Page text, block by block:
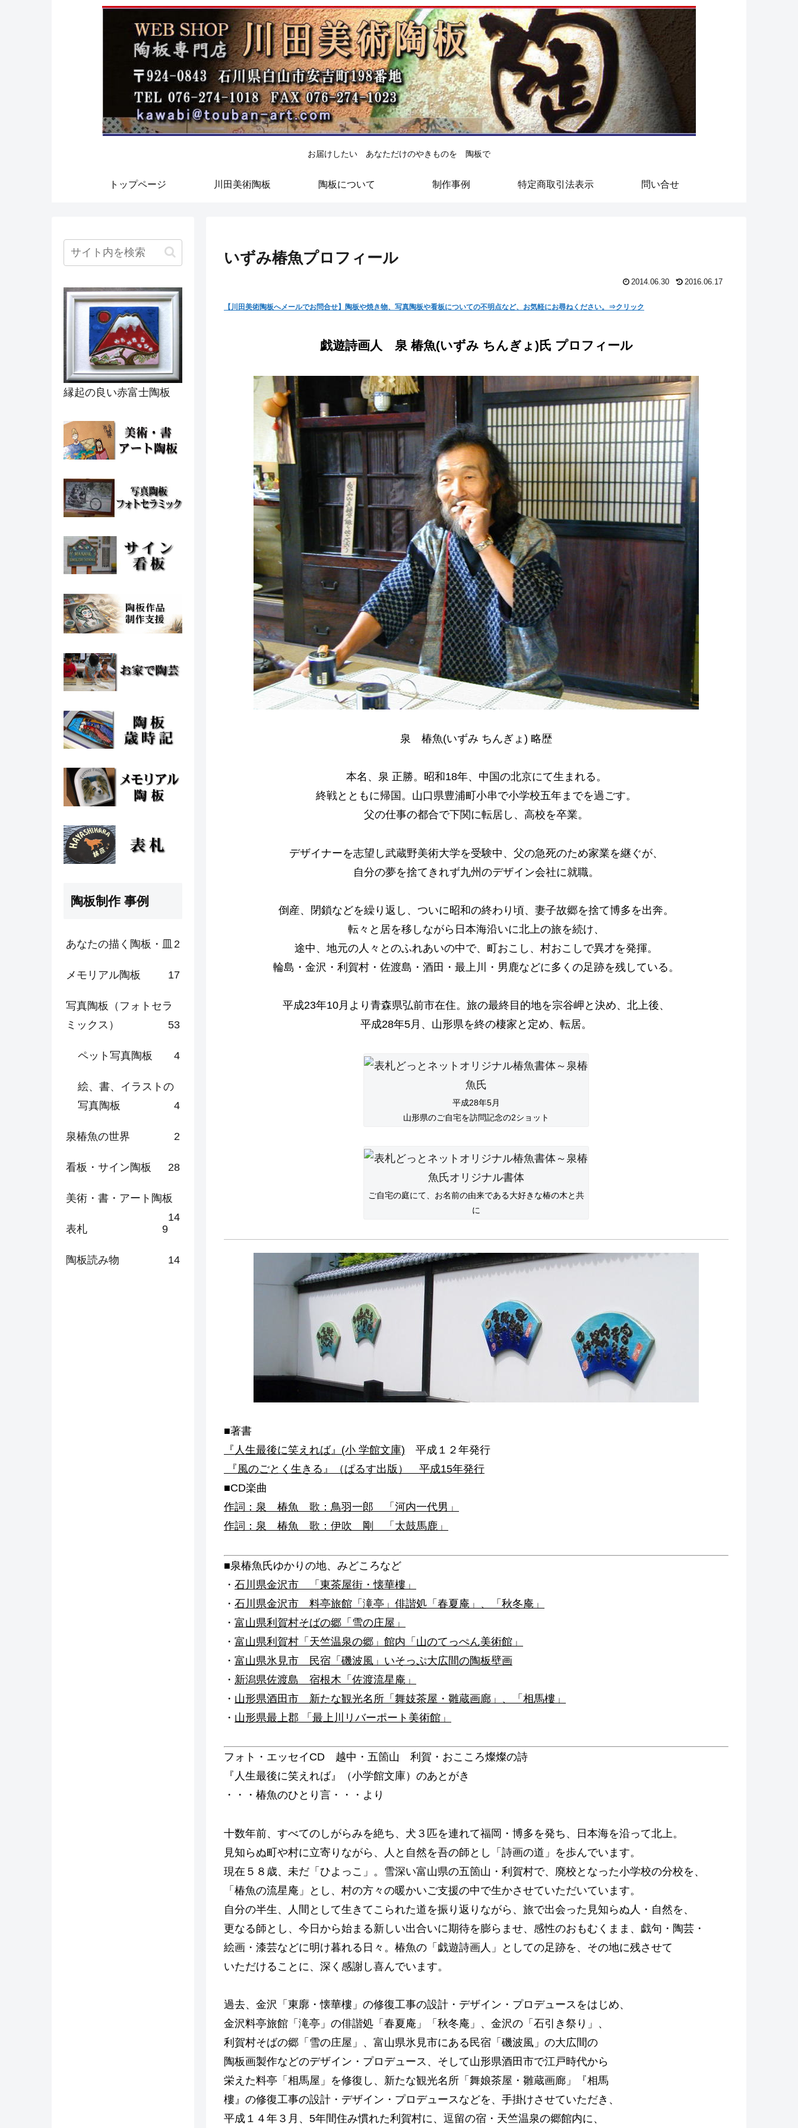
お届けしたい あなただけのやきものを 陶板で
トップページ 川田美術陶板 陶板について 制作事例 特定商取引法表示 問い合せ
いずみ椿魚プロフィール
2014.06.30 2016.06.17
【川田美術陶板へメールでお問合せ】陶板や焼き物、写真陶板や看板についての不明点など、お気軽にお尋ねください。⇒クリック
戯遊詩画人 泉 椿魚(いずみ ちんぎょ)氏 プロフィール
泉 椿魚(いずみ ちんぎょ) 略歴
本名、泉 正勝。昭和18年、中国の北京にて生まれる。
終戦とともに帰国。山口県豊浦町小串で小学校五年までを過ごす。
父の仕事の都合で下関に転居し、高校を卒業。
デザイナーを志望し武蔵野美術大学を受験中、 父の急死のため家業を継ぐが、
自分の夢を捨てきれず九州のデザイン会社に就職。
倒産、閉鎖などを繰り返し、ついに昭和の終わり頃、妻子故郷を捨て博多を出奔。
転々と居を移しながら日本海沿いに北上の旅を続け、
途中、地元の人々とのふれあいの中で、町おこし、村おこしで異才を発揮。
輪島・金沢・利賀村・佐渡島・酒田・最上川・男鹿などに多くの足跡を残している。
平成23年10月より青森県弘前市在住。旅の最終目的地を宗谷岬と決め、北上後、
平成28年5月、山形県を終の棲家と定め、転居。
平成28年5月
山形県のご自宅を訪問記念の2ショット
ご自宅の庭にて、お名前の由来である大好きな椿の木と共
に
■著書
『人生最後に笑えれば』(小 学館文庫) 平成１２年発行
『風のごとく生きる』（ぱるす出版） 平成15年発行
■CD楽曲
作詞：泉 椿魚 歌：鳥羽一郎 「河内一代男」
作詞：泉 椿魚 歌：伊吹 剛 「太鼓馬鹿」
■泉椿魚氏ゆかりの地、みどころなど
・ 石川県金沢市 「東茶屋街・懐華樓」
・ 石川県金沢市 料亭旅館「滝亭」俳諧処「春夏庵」、「秋冬庵」
・ 富山県利賀村そばの郷「雪の庄屋」
・ 富山県利賀村「天竺温泉の郷」館内「山のてっぺん美術館」
・ 富山県氷見市 民宿「磯波風」いそっぷ大広間の陶板壁画
・ 新潟県佐渡島 宿根木「佐渡流星庵」
・ 山形県酒田市 新たな観光名所「舞妓茶屋・雛蔵画廊」、「相馬樓」
・ 山形県最上郡 「最上川リバーポート美術館」
フォト・エッセイCD 越中・五箇山 利賀・おこころ燦燦の詩
『人生最後に笑えれば』（小学館文庫）のあとがき
・・・椿魚のひとり言・・・より
十数年前、すべてのしがらみを絶ち、犬３匹を連れて福岡・博多を発ち、日本海を沿って北上。
見知らぬ町や村に立寄りながら、人と自然を吾の師とし「詩画の道」を歩んでいます。
現在５８歳、未だ「ひよっこ」。雪深い富山県の五箇山・利賀村で、廃校となった小学校の分校を、
「椿魚の流星庵」とし、村の方々の暖かいご支援の中で生かさせていただいています。
自分の半生、人間として生きてこられた道を振り返りながら、旅で出会った見知らぬ人・自然を、
更なる師とし、今日から始まる新しい出合いに期待を膨らませ、感性のおもむくまま、戯句・陶芸・
絵画・漆芸などに明け暮れる日々。椿魚の「戯遊詩画人」としての足跡を、その地に残させて
いただけることに、深く感謝し喜んでいます。
過去、金沢「東廓・懐華樓」の修復工事の設計・デザイン・プロデュースをはじめ、
金沢料亭旅館「滝亭」の俳諧処「春夏庵」「秋冬庵」、金沢の「石引き祭り」、
利賀村そばの郷「雪の庄屋」、富山県氷見市にある民宿「磯波風」の大広間の
陶板画製作などのデザイン・プロデュース、そして山形県酒田市で江戸時代から
栄えた料亭「相馬屋」を修復し、新たな観光名所「舞娘茶屋・雛蔵画廊」『相馬
樓』の修復工事の設計・デザイン・プロデュースなどを、手掛けさせていただき、
平成１４年３月、5年間住み慣れた利賀村に、逗留の宿・天竺温泉の郷館内に、
縁起の良い赤富士陶板
陶板制作 事例
あなたの描く陶板・皿 2
メモリアル陶板 17
写真陶板（フォトセラ
ミックス）
53
ペット写真陶板 4
絵、書、イラストの
写真陶板
4
泉椿魚の世界 2
看板・サイン陶板 28
美術・書・アート陶板
14
表札
9
陶板読み物 14